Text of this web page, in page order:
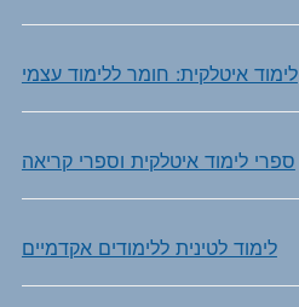
לימוד איטלקית: חומר ללימוד עצמי
ספרי לימוד איטלקית וספרי קריאה
לימוד לטינית ללימודים אקדמיים